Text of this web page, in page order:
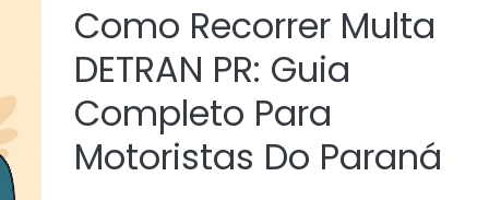
Como Recorrer Multa
DETRAN PR: Guia
Completo Para
Motoristas Do Paraná